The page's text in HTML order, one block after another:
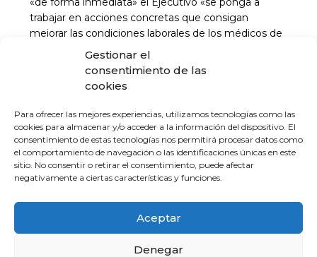
Gestionar el
consentimiento de las
cookies
Para ofrecer las mejores experiencias, utilizamos tecnologías como las
cookies para almacenar y/o acceder a la información del dispositivo. El
consentimiento de estas tecnologías nos permitirá procesar datos como
el comportamiento de navegación o las identificaciones únicas en este
sitio. No consentir o retirar el consentimiento, puede afectar
negativamente a ciertas características y funciones.
Aceptar
Denegar
trabajar en acciones concretas que consigan
mejorar las condiciones laborales de los médicos de
familia y pediatras. Solo así se conseguirá que los
aspirantes que se presentan a este examen quieran
elegir la especialidad de Medicina de Familia».
Del mismo modo, agradecen «a todas las personas
y entidades que han manifestado públicamente su
rechazo a este contenido ofensivo para los
profesionales de Atención Primaria. Lo que denota
que cada vez hay más conciencia entre el colectivo
la delicada situación en la que se encuentra la
puerta de entrada al sistema sanitario y la necesidad
de apoyar y revertir la situación».